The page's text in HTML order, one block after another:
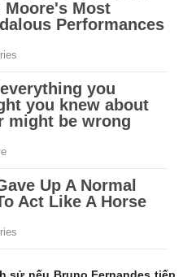
sử nếu Bruno Fernandes tiếp